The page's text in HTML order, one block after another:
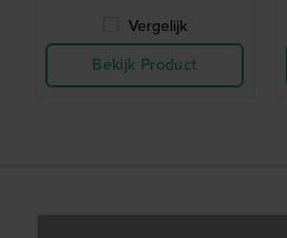
Vergelijk
Bekijk Product